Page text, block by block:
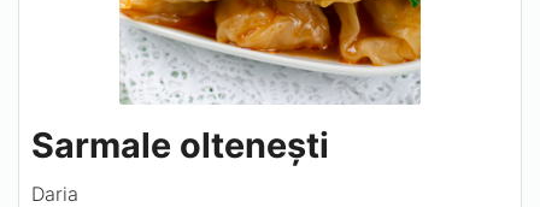
Sarmale oltenești
Daria